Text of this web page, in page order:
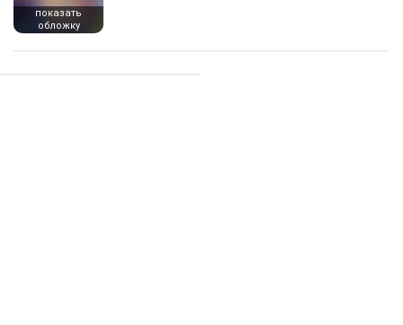
показать
обложку